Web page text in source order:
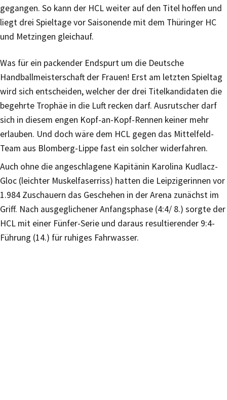
gegangen. So kann der HCL weiter auf den Titel hoffen und
liegt drei Spieltage vor Saisonende mit dem Thüringer HC
und Metzingen gleichauf.
Was für ein packender Endspurt um die Deutsche
Handballmeisterschaft der Frauen! Erst am letzten Spieltag
wird sich entscheiden, welcher der drei Titelkandidaten die
begehrte Trophäe in die Luft recken darf. Ausrutscher darf
sich in diesem engen Kopf-an-Kopf-Rennen keiner mehr
erlauben. Und doch wäre dem HCL gegen das Mittelfeld-
Team aus Blomberg-Lippe fast ein solcher widerfahren.
Auch ohne die angeschlagene Kapitänin Karolina Kudlacz-
Gloc (leichter Muskelfaserriss) hatten die Leipzigerinnen vor
1.984 Zuschauern das Geschehen in der Arena zunächst im
Griff. Nach ausgeglichener Anfangsphase (4:4/ 8.) sorgte der
HCL mit einer Fünfer-Serie und daraus resultierender 9:4-
Führung (14.) für ruhiges Fahrwasser.